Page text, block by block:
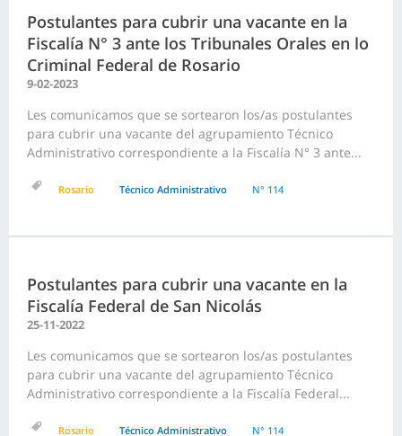
Postulantes para cubrir una vacante en la
Fiscalía N° 3 ante los Tribunales Orales en lo
Criminal Federal de Rosario
9-02-2023
Les comunicamos que se sortearon los/as postulantes
para cubrir una vacante del agrupamiento Técnico
Administrativo correspondiente a la Fiscalía N° 3 ante...
Rosario Técnico Administrativo N° 114
Postulantes para cubrir una vacante en la
Fiscalía Federal de San Nicolás
25-11-2022
Les comunicamos que se sortearon los/as postulantes
para cubrir una vacante del agrupamiento Técnico
Administrativo correspondiente a la Fiscalía Federal...
Rosario Técnico Administrativo N° 114